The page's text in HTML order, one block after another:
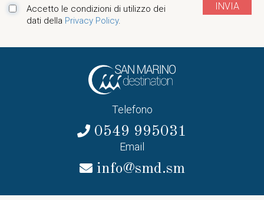
Accetto le condizioni di utilizzo dei
dati della Privacy Policy.
INVIA
Telefono
0549 995031
Email
info@smd.sm